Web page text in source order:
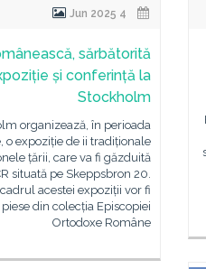
sărbătorită
și conferință la
Stockholm
organizează, în perioada
o expoziție de ii tradiționale
țării, care va fi găzduită
situată pe Skeppsbron 20.
acestei expoziții vor fi
din colecția Episcopiei
Ortodoxe Române